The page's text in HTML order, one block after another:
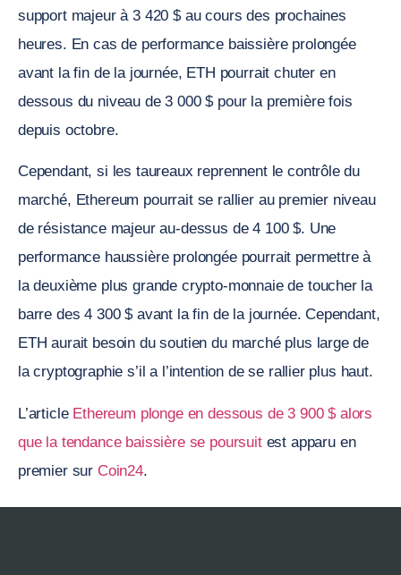
support majeur à 3 420 $ au cours des prochaines
heures. En cas de performance baissière prolongée
avant la fin de la journée, ETH pourrait chuter en
dessous du niveau de 3 000 $ pour la première fois
depuis octobre.
Cependant, si les taureaux reprennent le contrôle du
marché, Ethereum pourrait se rallier au premier niveau
de résistance majeur au-dessus de 4 100 $. Une
performance haussière prolongée pourrait permettre à
la deuxième plus grande crypto-monnaie de toucher la
barre des 4 300 $ avant la fin de la journée. Cependant,
ETH aurait besoin du soutien du marché plus large de
la cryptographie s’il a l’intention de se rallier plus haut.
L’article Ethereum plonge en dessous de 3 900 $ alors
que la tendance baissière se poursuitest apparu en
premier sur Coin24.